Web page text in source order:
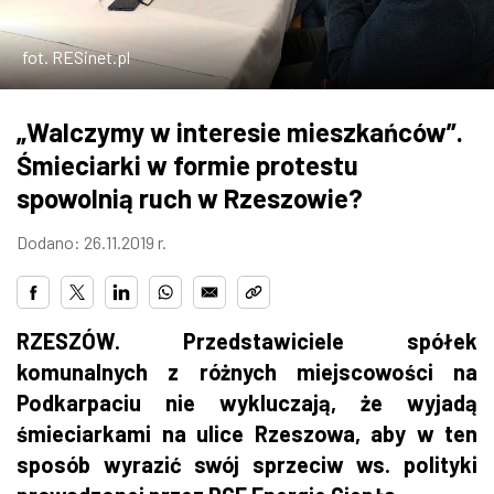
ZDJĘCIA
W RZESZOWIE
fot. RESinet.pl
„Walczymy w interesie mieszkańców”.
Śmieciarki w formie protestu
spowolnią ruch w Rzeszowie?
Dodano: 26.11.2019 r.
RZESZÓW. Przedstawiciele spółek
komunalnych z różnych miejscowości na
Podkarpaciu nie wykluczają, że wyjadą
śmieciarkami na ulice Rzeszowa, aby w ten
sposób wyrazić swój sprzeciw ws. polityki